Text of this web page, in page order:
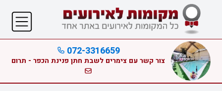
072-3316659
צור קשר עם צימרים לשבת חתן פנינת הכפר - תרום